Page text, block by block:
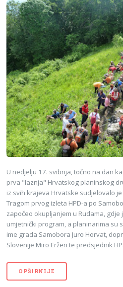
U nedjelju 17. svibnja, točno na dan
prva "laznja" Hrvatskog planinskog
iz svih krajeva Hrvatske sudjelovalo
Tragom prvog izleta HPD-a po
započeo okupljanjem u Rudama,
umjetnički program, a planinarima su
ime grada Samobora Juro Horvat,
Slovenije Miro Eržen te predsjednik
OPŠIRNIJE